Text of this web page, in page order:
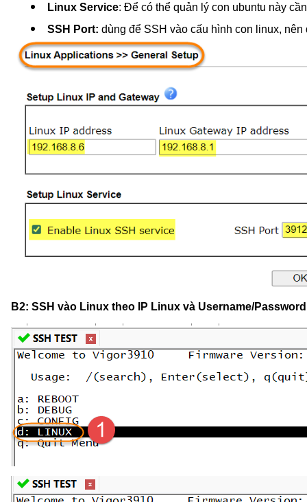
Linux Service: Để có thể quản lý con ubuntu này
SSH Port: dùng để SSH vào cấu hình con linux, nên
B2: SSH vào Linux theo IP Linux và Username/